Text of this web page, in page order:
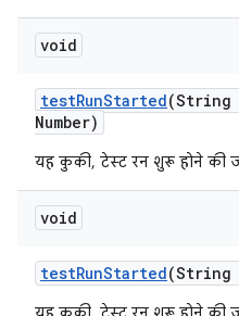
void
testRunStarted(String
Number)
यह कुकी, टेस्ट रन शुरू होने की
void
testRunStarted(String